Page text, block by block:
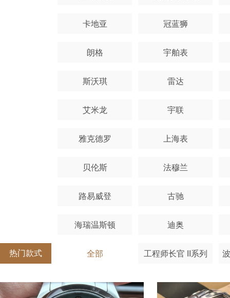
卡地亚 冠蓝狮
朗格 宇舶表
斯沃琪 雷达
艾米龙 宇联
雅克德罗 上海表
贝伦斯 法穆兰
路易威登 古驰
海瑞温斯顿 迪奥
热门款式 全部 工程师长官 II系列